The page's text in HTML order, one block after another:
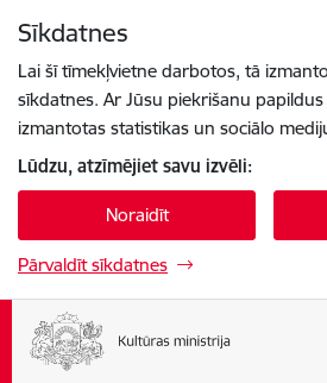
Sīkdatnes
Lai šī tīmekļvietne darbotos, tā
sīkdatnes. Ar Jūsu piekrišanu
izmantotas statistikas un sociālo
Lūdzu, atzīmējiet savu izvēli:
Noraidīt
Pārvaldīt sīkdatnes